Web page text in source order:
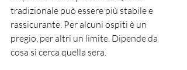
tradizionale può essere più stabile e
rassicurante. Per alcuni ospiti è un
pregio, per altri un limite. Dipende da
cosa si cerca quella sera.